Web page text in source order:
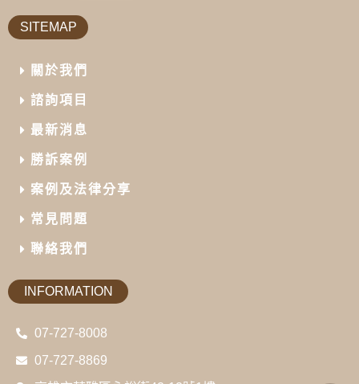
SITEMAP
關於我們
諮詢項目
最新消息
勝訴案例
案例及法律分享
常見問題
聯絡我們
INFORMATION
07-727-8008
07-727-8869